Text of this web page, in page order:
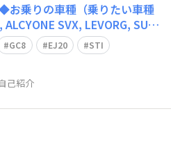
SVX, LEVORG, SUB
くいっぱい乗りたいですね
！ 湾岸マキシから来た見習
ってた青い
GC8 EJ20 STI
己紹介